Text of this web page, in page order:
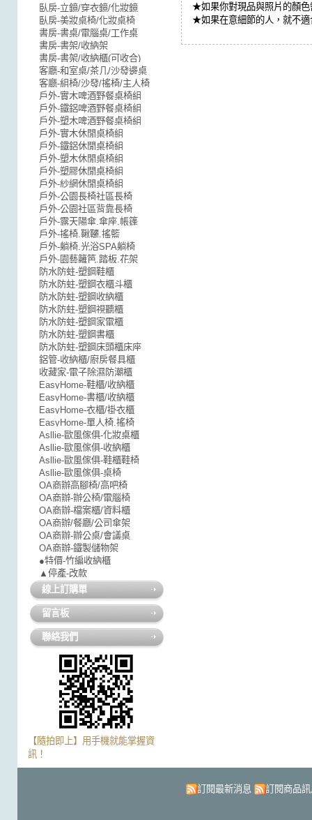
★如果你對現品與照片的顏色
★如果在意細節的人，就不適
臥房-立鏡/穿衣鏡/化妝鏡
臥房-美妝桌椅/化妝桌椅
書房-書桌/電腦桌/工作桌
書房-書架/收納架
書房-書架/收納櫃(可收合)
客廳-和室桌/茶几/沙發邊桌
客廳-組椅/沙發/搖椅/主人椅
戶外-實木啤酒野餐桌椅組
戶外-鐵鋁啤酒野餐桌椅組
戶外-塑木啤酒野餐桌椅組
戶外-實木休閒桌椅組
戶外-鐵鋁休閒桌椅組
戶外-塑木休閒桌椅組
戶外-塑膠休閒桌椅組
戶外-紗網休閒桌椅組
戶外-公園長椅社區長椅
戶外-公園社區背靠長椅
戶外-露天陽傘.傘座.帳篷
戶外-搖椅.鞦韆.搖籃
戶外-躺椅.光浴SPA躺椅
戶外-園藝籬笆.踏板.花架
防水防蛀-塑鋼鞋櫃
防水防蛀-塑鋼衣櫃斗櫃
防水防蛀-塑鋼收納櫃
防水防蛀-塑鋼視聽櫃
防水防蛀-塑鋼家電櫃
防水防蛀-塑鋼書櫃
防水防蛀-塑鋼床頭櫃床座
鋁管-收納櫃/廚房餐具櫃
收藏家-電子除濕防潮櫃
EasyHome-鞋櫃/收納櫃
EasyHome-書櫃/收納櫃
EasyHome-衣櫃/掛衣櫃
EasyHome-單人椅.搖椅
Asllie-歐風傢俱-化妝桌櫃
Asllie-歐風傢俱-收納櫃
Asllie-歐風傢俱-鞋櫃鞋椅
Asllie-歐風傢俱-桌椅
OA商辦高腳椅/高吧椅
OA商辦-辦公椅/電腦椅
OA商辦-檔案櫃/資料櫃
OA商辦/餐廳/公司傘架
OA商辦-辦公桌/會議桌
OA商辦-鐵製儲物架
●特價-竹編收納櫃
▲停產-改款
線上訂購單
留言板
聯絡我們
【隨拍即上】用手機就能掌握資
訊！
訂閱最新消息 訂閱商品